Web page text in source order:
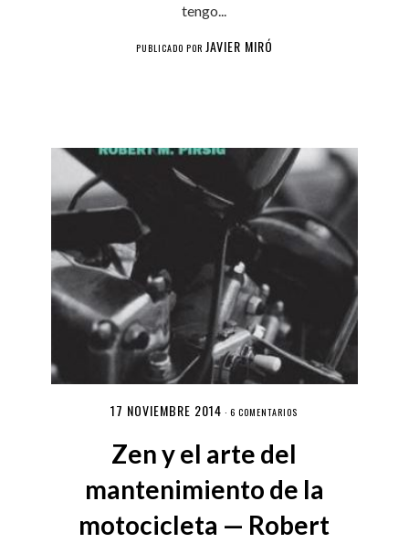
tengo...
PUBLICADO POR JAVIER MIRÓ
17 NOVIEMBRE 2014 ·6 COMENTARIOS
Zen y el arte del
mantenimiento de la
motocicleta — Robert